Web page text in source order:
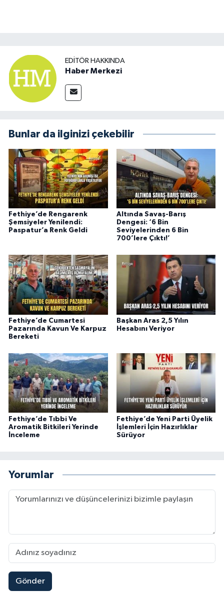
EDITÖR HAKKINDA
Haber Merkezi
Bunlar da ilginizi çekebilir
Fethiye’de Rengarenk
Şemsiyeler Yenilendi:
Paspatur’a Renk Geldi
Altında Savaş-Barış
Dengesi: ‘6 Bin
Seviyelerinden 6 Bin
700’lere Çıktı!’
Fethiye’de Cumartesi
Pazarında Kavun Ve Karpuz
Bereketi
Başkan Aras 2,5 Yılın
Hesabını Veriyor
Fethiye’de Tıbbi Ve
Aromatik Bitkileri Yerinde
İnceleme
Fethiye’de Yeni Parti Üyelik
İşlemleri İçin Hazırlıklar
Sürüyor
Yorumlar
Gönder